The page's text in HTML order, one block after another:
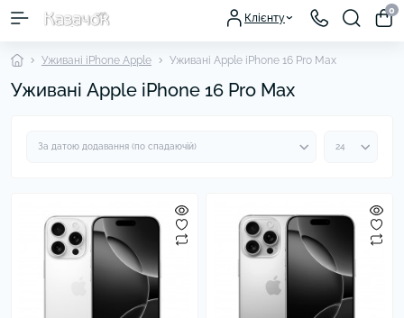
Клієнту
0
Уживані iPhone Apple Уживані Apple iPhone 16 Pro Max
Уживані Apple iPhone 16 Pro Max